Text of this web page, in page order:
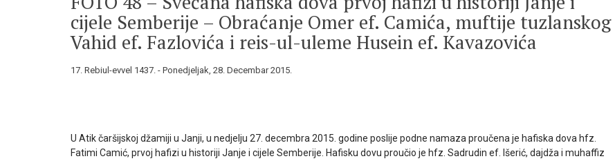
cijele Semberije – Obraćanje Omer ef. Camića, muftije tuzlanskog
Vahid ef. Fazlovića i reis-ul-uleme Husein ef. Kavazovića
17. Rebiul-evvel 1437. - Ponedjeljak, 28. Decembar 2015.
U Atik čaršijskoj džamiji u Janji, u nedjelju 27. decembra 2015. godine poslije podne namaza proučena je hafiska dova hfz.
Fatimi Camić, prvoj hafizi u historiji Janje i cijele Semberije. Hafisku dovu proučio je hfz. Sadrudin ef. Išerić, dajdža i muhaffiz